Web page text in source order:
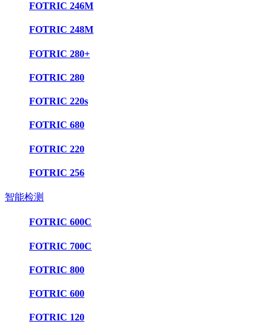
FOTRIC 246M
FOTRIC 248M
FOTRIC 280+
FOTRIC 280
FOTRIC 220s
FOTRIC 680
FOTRIC 220
FOTRIC 256
智能检测
FOTRIC 600C
FOTRIC 700C
FOTRIC 800
FOTRIC 600
FOTRIC 120